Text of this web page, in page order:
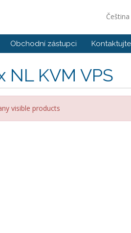
Čeština
Obchodní zástupci
NL KVM VPS
visible products